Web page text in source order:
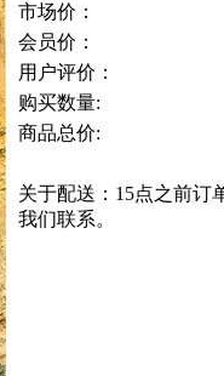
市场价：
会员价：
用户评价：
购买数量:
商品总价:
关于配送：15点之前订
我们联系。